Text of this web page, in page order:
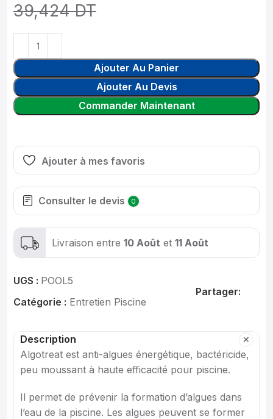
39,424DT
Ajouter Au Panier
Ajouter Au Devis
Commander Maintenant
Ajouter à mes favoris
Consulter le devis 0
Livraison entre 10 Août et 11 Août
UGS : POOL5
Catégorie : Entretien Piscine
Partager:
Description
Algotreat est anti-algues énergétique, bactéricide,
peu moussant à haute efficacité pour piscine.
Il permet de prévenir la formation d’algues dans
l’eau de la piscine. Les algues peuvent se former